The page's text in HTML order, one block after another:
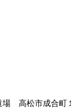
場 高松市成合